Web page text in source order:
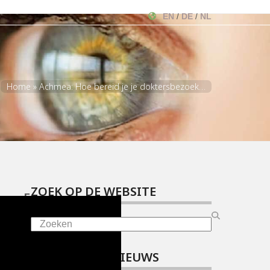
EN/DE/NL
Home » Achmea: Hoe bereid je je doktersbezoek…
ZOEK OP DE WEBSITE
Search
HET LAATSTE NIEUWS
E
V